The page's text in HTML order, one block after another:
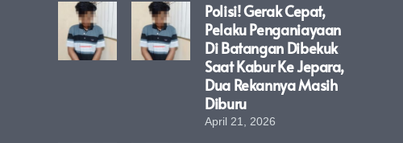
Polisi! Gerak Cepat,
Pelaku Penganiayaan
Di Batangan Dibekuk
Saat Kabur Ke Jepara,
Dua Rekannya Masih
Diburu
April 21, 2026